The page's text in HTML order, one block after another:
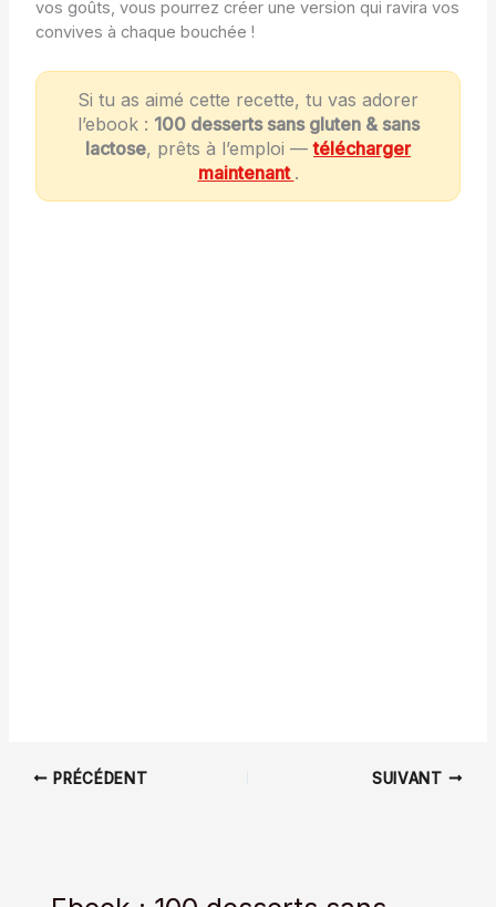
vos goûts, vous pourrez créer une version qui ravira vos
convives à chaque bouchée !
Si tu as aimé cette recette, tu vas adorer
l’ebook : 100 desserts sans gluten & sans
lactose, prêts à l’emploi —télécharger
maintenant .
PRÉCÉDENT SUIVANT